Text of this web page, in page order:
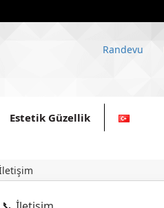
Randevu
Estetik Güzellik